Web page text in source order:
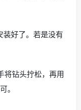
装好了。若是没有
将钻头拧松，再用
。